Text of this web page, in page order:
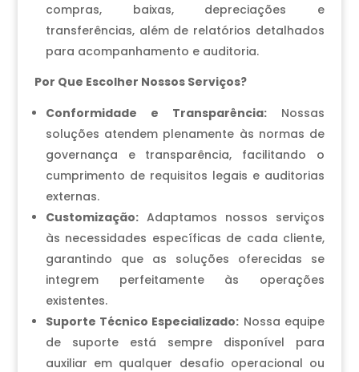
compras, baixas, depreciações e
transferências, além de relatórios detalhados
para acompanhamento e auditoria.
Por Que Escolher Nossos Serviços?
Conformidade e Transparência: Nossas
soluções atendem plenamente às normas de
governança e transparência, facilitando o
cumprimento de requisitos legais e auditorias
externas.
Customização:Adaptamos nossos serviços
às necessidades específicas de cada cliente,
garantindo que as soluções oferecidas se
integrem perfeitamente às operações
existentes.
Suporte Técnico Especializado: Nossa equipe
de suporte está sempre disponível para
auxiliar em qualquer desafio operacional ou